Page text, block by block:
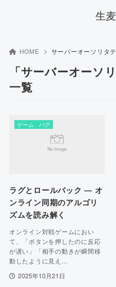
生
HOME サーバーオーソリタ
「サーバーオーソ
一覧
ラグとロールバック ― オ
ンライン同期のアルゴリ
ズムを読み解く
オンライン対戦ゲームにおい
て、「ボタンを押したのに反応
が遅い」「相手の動きが瞬間移
動したように見え…
2025年10月21日
ゲーム バグ